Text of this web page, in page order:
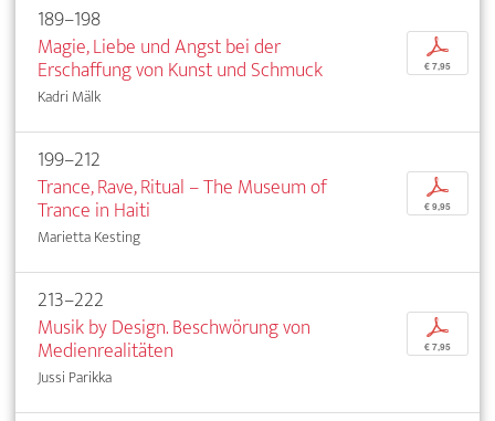
189–198
Magie, Liebe und Angst bei der
Erschaffung von Kunst und Schmuck
Kadri Mälk
p
€ 7,95
199–212
Trance, Rave, Ritual – The Museum of
Trance in Haiti
Marietta Kesting
p
€ 9,95
213–222
Musik by Design. Beschwörung von
Medienrealitäten
Jussi Parikka
p
€ 7,95